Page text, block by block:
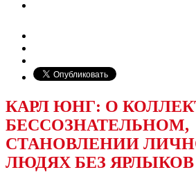
КАРЛ ЮНГ: О
БЕССОЗНАТЕЛЬНОМ,
СТАНОВЛЕНИИ
ЛЮДЯХ БЕЗ ЯРЛЫКОВ